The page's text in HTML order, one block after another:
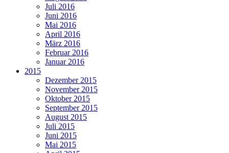
Juli 2016
Juni 2016
Mai 2016
April 2016
März 2016
Februar 2016
Januar 2016
2015
Dezember 2015
November 2015
Oktober 2015
September 2015
August 2015
Juli 2015
Juni 2015
Mai 2015